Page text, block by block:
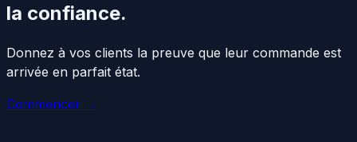
la confiance.
Donnez à vos clients la preuve que leur commande est
arrivée en parfait état.
Commencer →